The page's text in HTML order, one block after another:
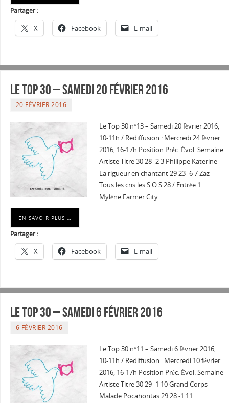
Partager :
X Facebook E-mail
Le Top 30 – Samedi 20 février 2016
20 FÉVRIER 2016
Le Top 30 n°13 – Samedi 20 février 2016,
10-11h / Rediffusion : Mercredi 24 février
2016, 16-17h Position Préc. Évol. Semaine
Artiste Titre 30 28 -2 3 Philippe Katerine
La rigueur en chantant 29 23 -6 7 Zaz
Tous les cris les S.O.S 28 / Entrée 1
Mylène Farmer City…
EN SAVOIR PLUS …
Partager :
X Facebook E-mail
Le Top 30 – Samedi 6 février 2016
6 FÉVRIER 2016
Le Top 30 n°11 – Samedi 6 février 2016,
10-11h / Rediffusion : Mercredi 10 février
2016, 16-17h Position Préc. Évol. Semaine
Artiste Titre 30 29 -1 10 Grand Corps
Malade Pocahontas 29 28 -1 11